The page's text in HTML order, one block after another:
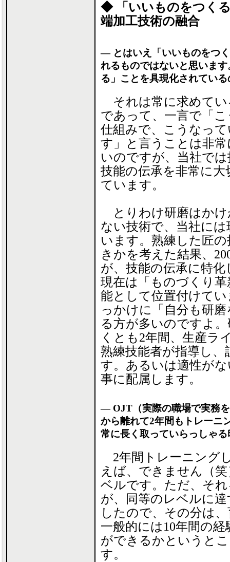
◆ 「いいものをつく
端加工技術の融合
― とはいえ「いいものをつ
れるものではないと思いま
る」ことを具現化されてい
それは常に求めてい
であって、一言で「
仕組みで、こうなっ
す」と言うことは非
いのですが、当社では
技能の伝承を非常に大
ています。
とりわけ研磨はかけ
ない技術で、当社に
います。熟練した匠
きかを考えた結果、
が、技能の伝承に特
現在は「ものづくり
能として位置付けて
っかけに「自分も研
る方が多いのですよ
くとも2年間、生産ラ
熟練技能者が指導し
す。あるいは適性が
事に配属します。
― OJT（実際の職場で実務
から離れて2年間もトレーニ
常に長く取っていらっしゃ
2年間トレーニング
えば、できません（
ベルです。ただ、そ
が、同等のレベルに
したので、その分は
一般的には10年間の
ができるかというと
す。